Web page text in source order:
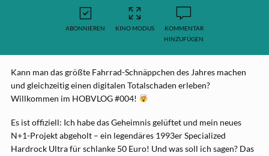
ABONNIEREN KINO MODUS
KOMMENTAR
HINZUFÜGEN
Kann man das größte Fahrrad-Schnäppchen des Jahres machen
und gleichzeitig einen digitalen Totalschaden erleben?
Willkommen im HOBVLOG #004!
Es ist offiziell: Ich habe das Geheimnis gelüftet und mein neues
N+1-Projekt abgeholt – ein legendäres 1993er Specialized
Hardrock Ultra für schlanke 50 Euro! Und was soll ich sagen? Das